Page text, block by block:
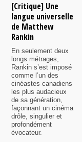
[Critique] Une
langue universelle
de Matthew
Rankin
En seulement deux
longs métrages,
Rankin s’est imposé
comme l’un des
cinéastes canadiens
les plus audacieux
de sa génération,
façonnant un cinéma
drôle, singulier et
profondément
évocateur.